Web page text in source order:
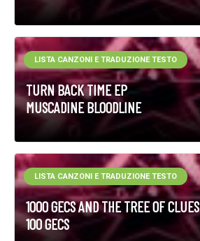
TURN BACK TIME EP
MUSCADINE BLOODLINE
LISTA CANZONI E TRADUZIONE TESTO
1000 GECS AND THE TREE OF CLUES
100 GECS
LISTA CANZONI E TRADUZIONE TESTO